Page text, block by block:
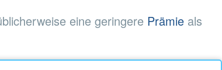
eine geringere Prämie als